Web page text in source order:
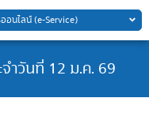
อนไลน์ (e-Service)
จำวันที่ 12 ม.ค. 69